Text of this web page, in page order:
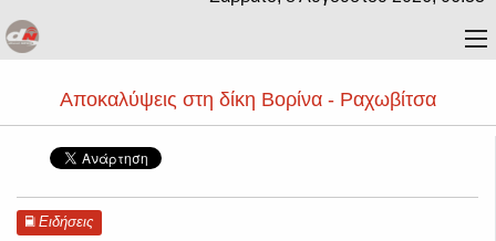
Αποκαλύψεις στη δίκη Βορίνα - Ραχωβίτσα
Ειδήσεις